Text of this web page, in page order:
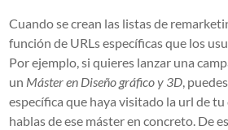
Cuando se crean las listas de
función de URLs específicas que los
Por ejemplo, si quieres lanzar una
un Máster en Diseño gráfico y 3D,
específica que haya visitado la url de
hablas de ese máster en concreto. De